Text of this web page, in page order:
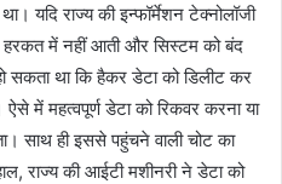
यदि राज्य की इन्फॉर्मेशन टेक्नोलॉजी
में नहीं आती और सिस्टम को बंद
सकता था कि हैकर डेटा को डिलीट कर
में महत्वपूर्ण डेटा को रिकवर करना या
साथ ही इससे पहुंचने वाली चोट का
राज्य की आईटी मशीनरी ने डेटा को